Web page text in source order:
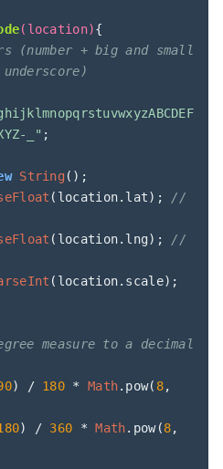
( location){
(number + big and small
_" ;
String ();
(location.lat); //
(location.lng); //
measure to a decimal
) / 180 * Math.pow( 8
) / 360 * Math.pow(8